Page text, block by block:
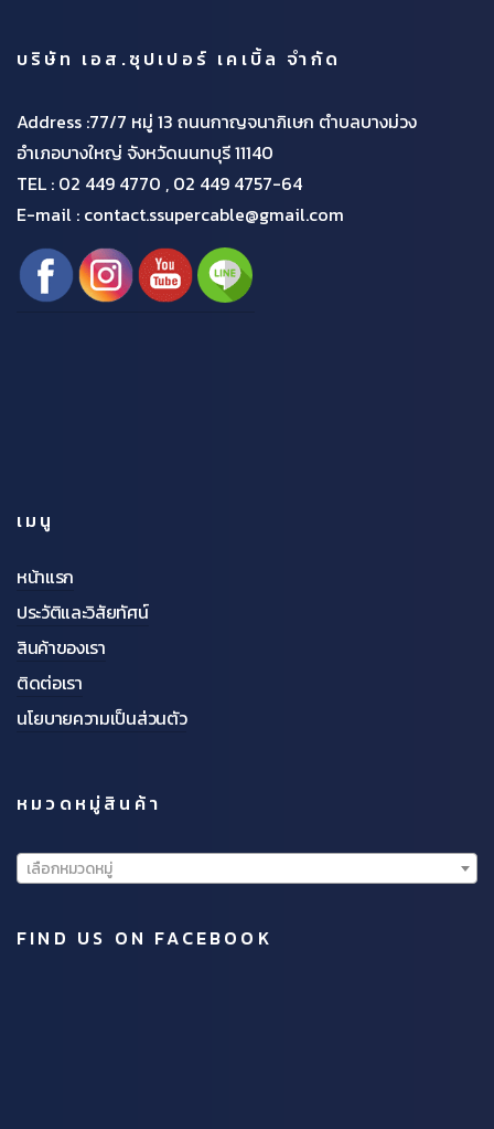
บริษัท เอส.ซุปเปอร์ เคเบิ้ล จำกัด
Address :77/7 หมู่ 13 ถนนกาญจนาภิเษก ตำบลบางม่วง
อำเภอบางใหญ่ จังหวัดนนทบุรี 11140
TEL : 02 449 4770 , 02 449 4757-64
E-mail : contact.ssupercable@gmail.com
เมนู
หน้าแรก
ประวัติและวิสัยทัศน์
สินค้าของเรา
ติดต่อเรา
นโยบายความเป็นส่วนตัว
หมวดหมู่สินค้า
เลือกหมวดหมู่
FIND US ON FACEBOOK